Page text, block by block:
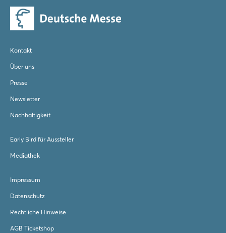
Kontakt
Über uns
Presse
Newsletter
Nachhaltigkeit
Early Bird für Aussteller
Mediathek
Impressum
Datenschutz
Rechtliche Hinweise
AGB Ticketshop